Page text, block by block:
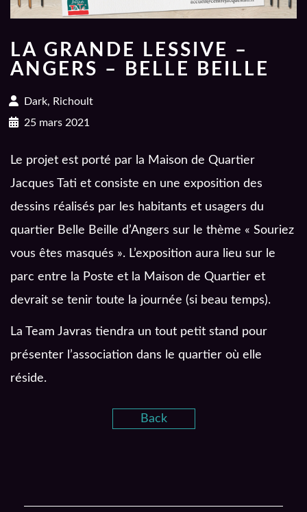
LA GRANDE LESSIVE –
ANGERS – BELLE BEILLE
Dark, Richoult
25 mars 2021
Le projet est porté par la Maison de Quartier
Jacques Tati et consiste en une exposition des
dessins réalisés par les habitants et usagers du
quartier Belle Beille d’Angers sur le thème « Souriez
vous êtes masqués ». L’exposition aura lieu sur le
parc entre la Poste et la Maison de Quartier et
devrait se tenir toute la journée (si beau temps).
La Team Javras tiendra un tout petit stand pour
présenter l’association dans le quartier où elle
réside.
Back